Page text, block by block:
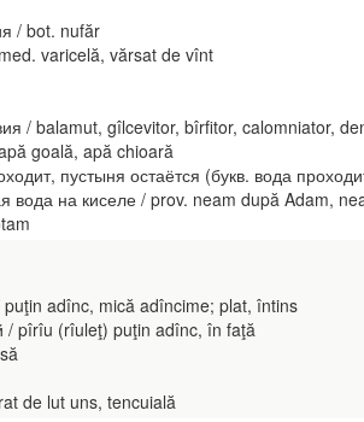
/ bot. nufăr
varicelă, vărsat de vînt
/ balamut, gîlcevitor, bîrfitor, calomniator,
goală, apă chioară
пустыня остаётся (букв. вода
на киселе / prov. neam după Adam,
puţin adînc, mică adîncime; plat, întins
/ pîrîu (rîuleţ) puţin adînc, în faţă
de lut uns, tencuială